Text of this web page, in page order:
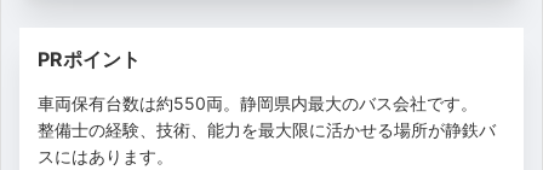
PRポイント
車両保有台数は約550両。静岡県内最大のバス会社です。
整備士の経験、技術、能力を最大限に活かせる場所が静鉄バ
スにはあります。